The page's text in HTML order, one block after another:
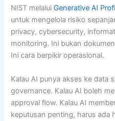
NIST melaluiGenerative AI
untuk mengelola risiko
privacy, cybersecurity,
monitoring. Ini bukan
Ini cara berpikir operasional.
Kalau AI punya akses ke data
governance. Kalau AI boleh
approval flow. Kalau AI
keputusan penting, harus ada